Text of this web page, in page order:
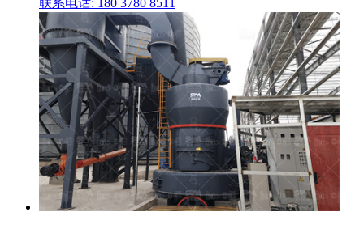
联系电话: 180 3780 8511